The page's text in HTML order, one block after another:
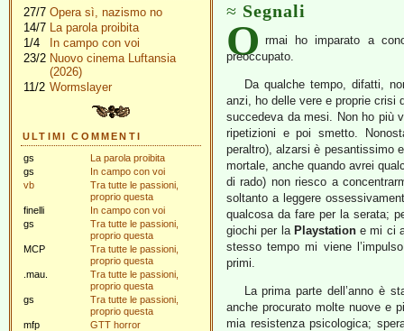
27/7 Opera sì, nazismo no
14/7 La parola proibita
1/4
In campo con voi
23/2 Nuovo cinema Luftansia
(2026)
11/2 Wormslayer
ULTIMI COMMENTI
gs
La parola proibita
gs
In campo con voi
vb
Tra tutte le passioni,
proprio questa
finelli
In campo con voi
gs
Tra tutte le passioni,
proprio questa
MCP
Tra tutte le passioni,
proprio questa
.mau.
Tra tutte le passioni,
proprio questa
gs
Tra tutte le passioni,
proprio questa
mfp
GTT horror
Segnali
O rmai ho imparato a
preoccupato.
Da qualche tempo, difatti,
anzi, ho delle vere e proprie crisi
succedeva da mesi. Non ho più
ripetizioni e poi smetto.
peraltro), alzarsi è pesantissimo
mortale, anche quando avrei
di rado) non riesco a
soltanto a leggere
qualcosa da fare per la serata;
giochi per la Playstatione mi ci
stesso tempo mi viene
primi.
La prima parte dell’anno è
anche procurato molte nuove e
mia resistenza psicologica;